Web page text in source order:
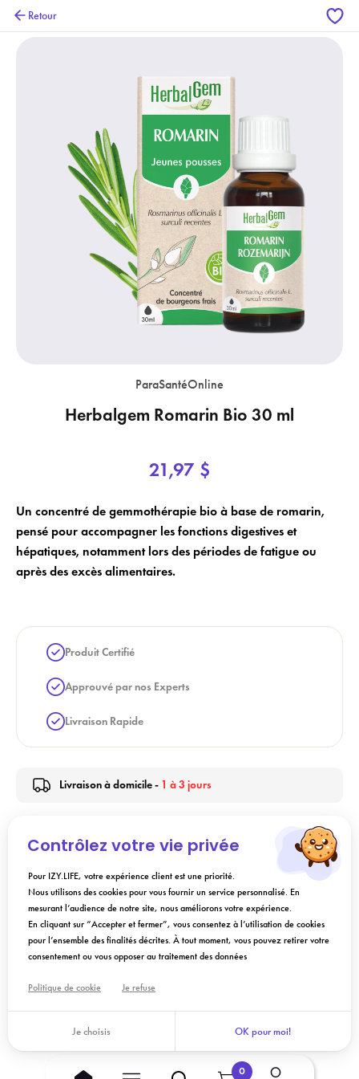
Retour
ParaSantéOnline
Herbalgem Romarin Bio 30 ml
21,97 $
Un concentré de gemmothérapie bio à base de romarin,
pensé pour accompagner les fonctions digestives et
hépatiques, notamment lors des périodes de fatigue ou
après des excès alimentaires.
Ajouter au panier
Produit Certifié
Approuvé par nos Experts
Livraison Rapide
Livraison à domicile - 1 à 3 jours
Description
Conseils d'utilisation
Composition
Ajouter à la liste de souhaits ×
add_circle_outline
Nom de la liste de souhaits
Vous devez être connecté pour enregistrer des produits dans votre liste
de souhaits.
0
Contrôlez votre vie privée
Pour IZY.LIFE, votre expérience client est une priorité.
Nous utilisons des cookies pour vous fournir un service personnalisé. En
mesurant l’audience de notre site, nous améliorons votre expérience.
En cliquant sur “Accepter et fermer”, vous consentez à l’utilisation de cookies
pour l’ensemble des finalités décrites. À tout moment, vous pouvez retirer votre
consentement ou vous opposer au traitement des données
Politique de cookie Je refuse
Je choisis OK pour moi!